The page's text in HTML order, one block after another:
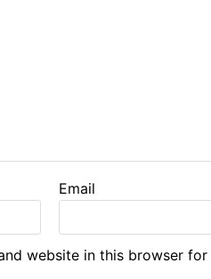
Email
website in this browser